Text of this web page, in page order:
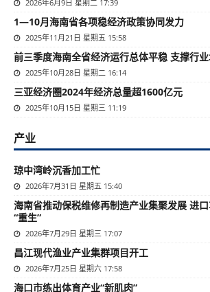
2026年6月9日 星期二 17:39
1—10月海南省各项稳经济政策协同发力
2025年11月21日 星期五 15:58
前三季度海南全省经济运行总体平稳 支撑行
2025年10月28日 星期二 16:14
三亚经济圈2024年经济总量超1600亿元
2025年10月15日 星期三 11:19
产业
琼中湾岭沉香加工忙
2026年7月31日 星期五 15:40
海南省推动保税维修再制造产业集聚发展 进
“重生”
2026年7月29日 星期三 17:07
昌江现代渔业产业集群项目开工
2026年7月25日 星期六 17:58
海口市练出体育产业“新肌肉”